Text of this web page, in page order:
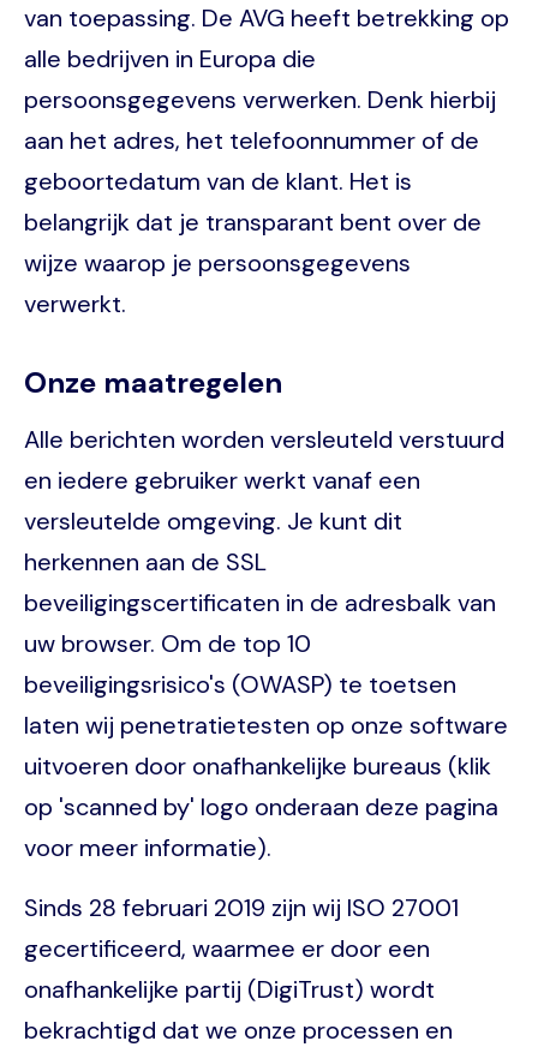
van toepassing. De AVG heeft betrekking op
alle bedrijven in Europa die
persoonsgegevens verwerken. Denk hierbij
aan het adres, het telefoonnummer of de
geboortedatum van de klant. Het is
belangrijk dat je transparant bent over de
wijze waarop je persoonsgegevens
verwerkt.
Onze maatregelen
Alle berichten worden versleuteld verstuurd
en iedere gebruiker werkt vanaf een
versleutelde omgeving. Je kunt dit
herkennen aan de SSL
beveiligingscertificaten in de adresbalk van
uw browser. Om de top 10
beveiligingsrisico's (OWASP) te toetsen
laten wij penetratietesten op onze software
uitvoeren door onafhankelijke bureaus (klik
op 'scanned by' logo onderaan deze pagina
voor meer informatie).
Sinds 28 februari 2019 zijn wij ISO 27001
gecertificeerd, waarmee er door een
onafhankelijke partij (DigiTrust) wordt
bekrachtigd dat we onze processen en